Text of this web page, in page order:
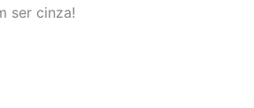
ser cinza!